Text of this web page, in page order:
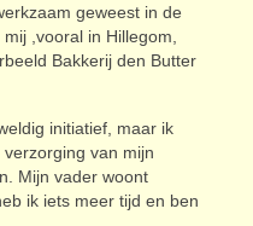
geweest in de
,vooral in Hillegom,
Bakkerij den Butter
initiatief, maar ik
van mijn
Mijn vader woont
ik iets meer tijd en ben